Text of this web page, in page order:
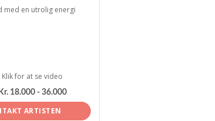
med en utrolig energi
Klik for at se video
Kr. 18.000 - 36.000
ARTISTEN